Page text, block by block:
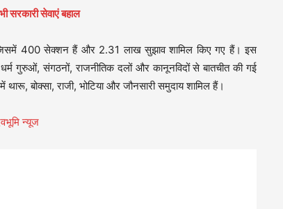
सरकारी सेवाएं बहाल
जिसमें 400 सेक्शन हैं और 2.31 लाख सुझाव शामिल किए गए हैं। इस
गुरुओं, संगठनों, राजनीतिक दलों और कानूनविदों से बातचीत की गई
बोक्सा, राजी, भोटिया और जौनसारी समुदाय शामिल हैं।
न्यूज